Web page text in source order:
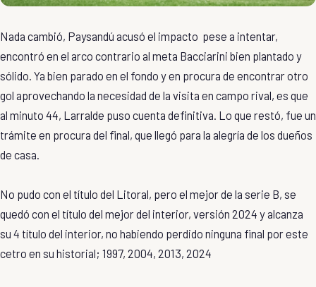
Nada cambió, Paysandú acusó el impacto pese a intentar,
encontró en el arco contrario al meta Bacciarini bien plantado y
sólido. Ya bien parado en el fondo y en procura de encontrar otro
gol aprovechando la necesidad de la visita en campo rival, es que
al minuto 44, Larralde puso cuenta definitiva. Lo que restó, fue un
trámite en procura del final, que llegó para la alegría de los dueños
de casa.
No pudo con el título del Litoral, pero el mejor de la serie B, se
quedó con el título del mejor del interior, versión 2024 y alcanza
su 4 título del interior, no habiendo perdido ninguna final por este
cetro en su historial; 1997, 2004, 2013, 2024